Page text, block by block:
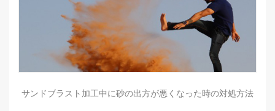
サンドブラスト加工中に砂の出方が悪くなった時の対処方法